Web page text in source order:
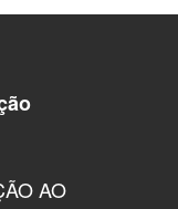
AO